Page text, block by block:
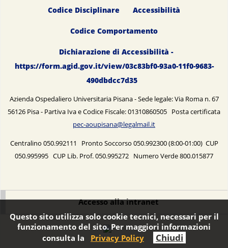
Codice Disciplinare Accessibilità
Codice Comportamento
Dichiarazione di Accessibilità -
https://form.agid.gov.it/view/03c83bf0-93a0-11f0-9683-
490dbdcc7d35
Azienda Ospedaliero Universitaria Pisana - Sede legale: Via Roma n. 67
56126 Pisa - Partiva Iva e Codice Fiscale: 01310860505 Posta certificata
pec-aoupisana@legalmail.it
Centralino 050.992111 Pronto Soccorso 050.992300 (8:00-01:00) CUP
050.995995 CUP Lib. Prof. 050.995272 Numero Verde 800.015877
Accesso alla intranet
Questo sito utilizza solo cookie tecnici, necessari per il
funzionamento del sito. Per maggiori informazioni
consulta la
Privacy Policy Chiudi